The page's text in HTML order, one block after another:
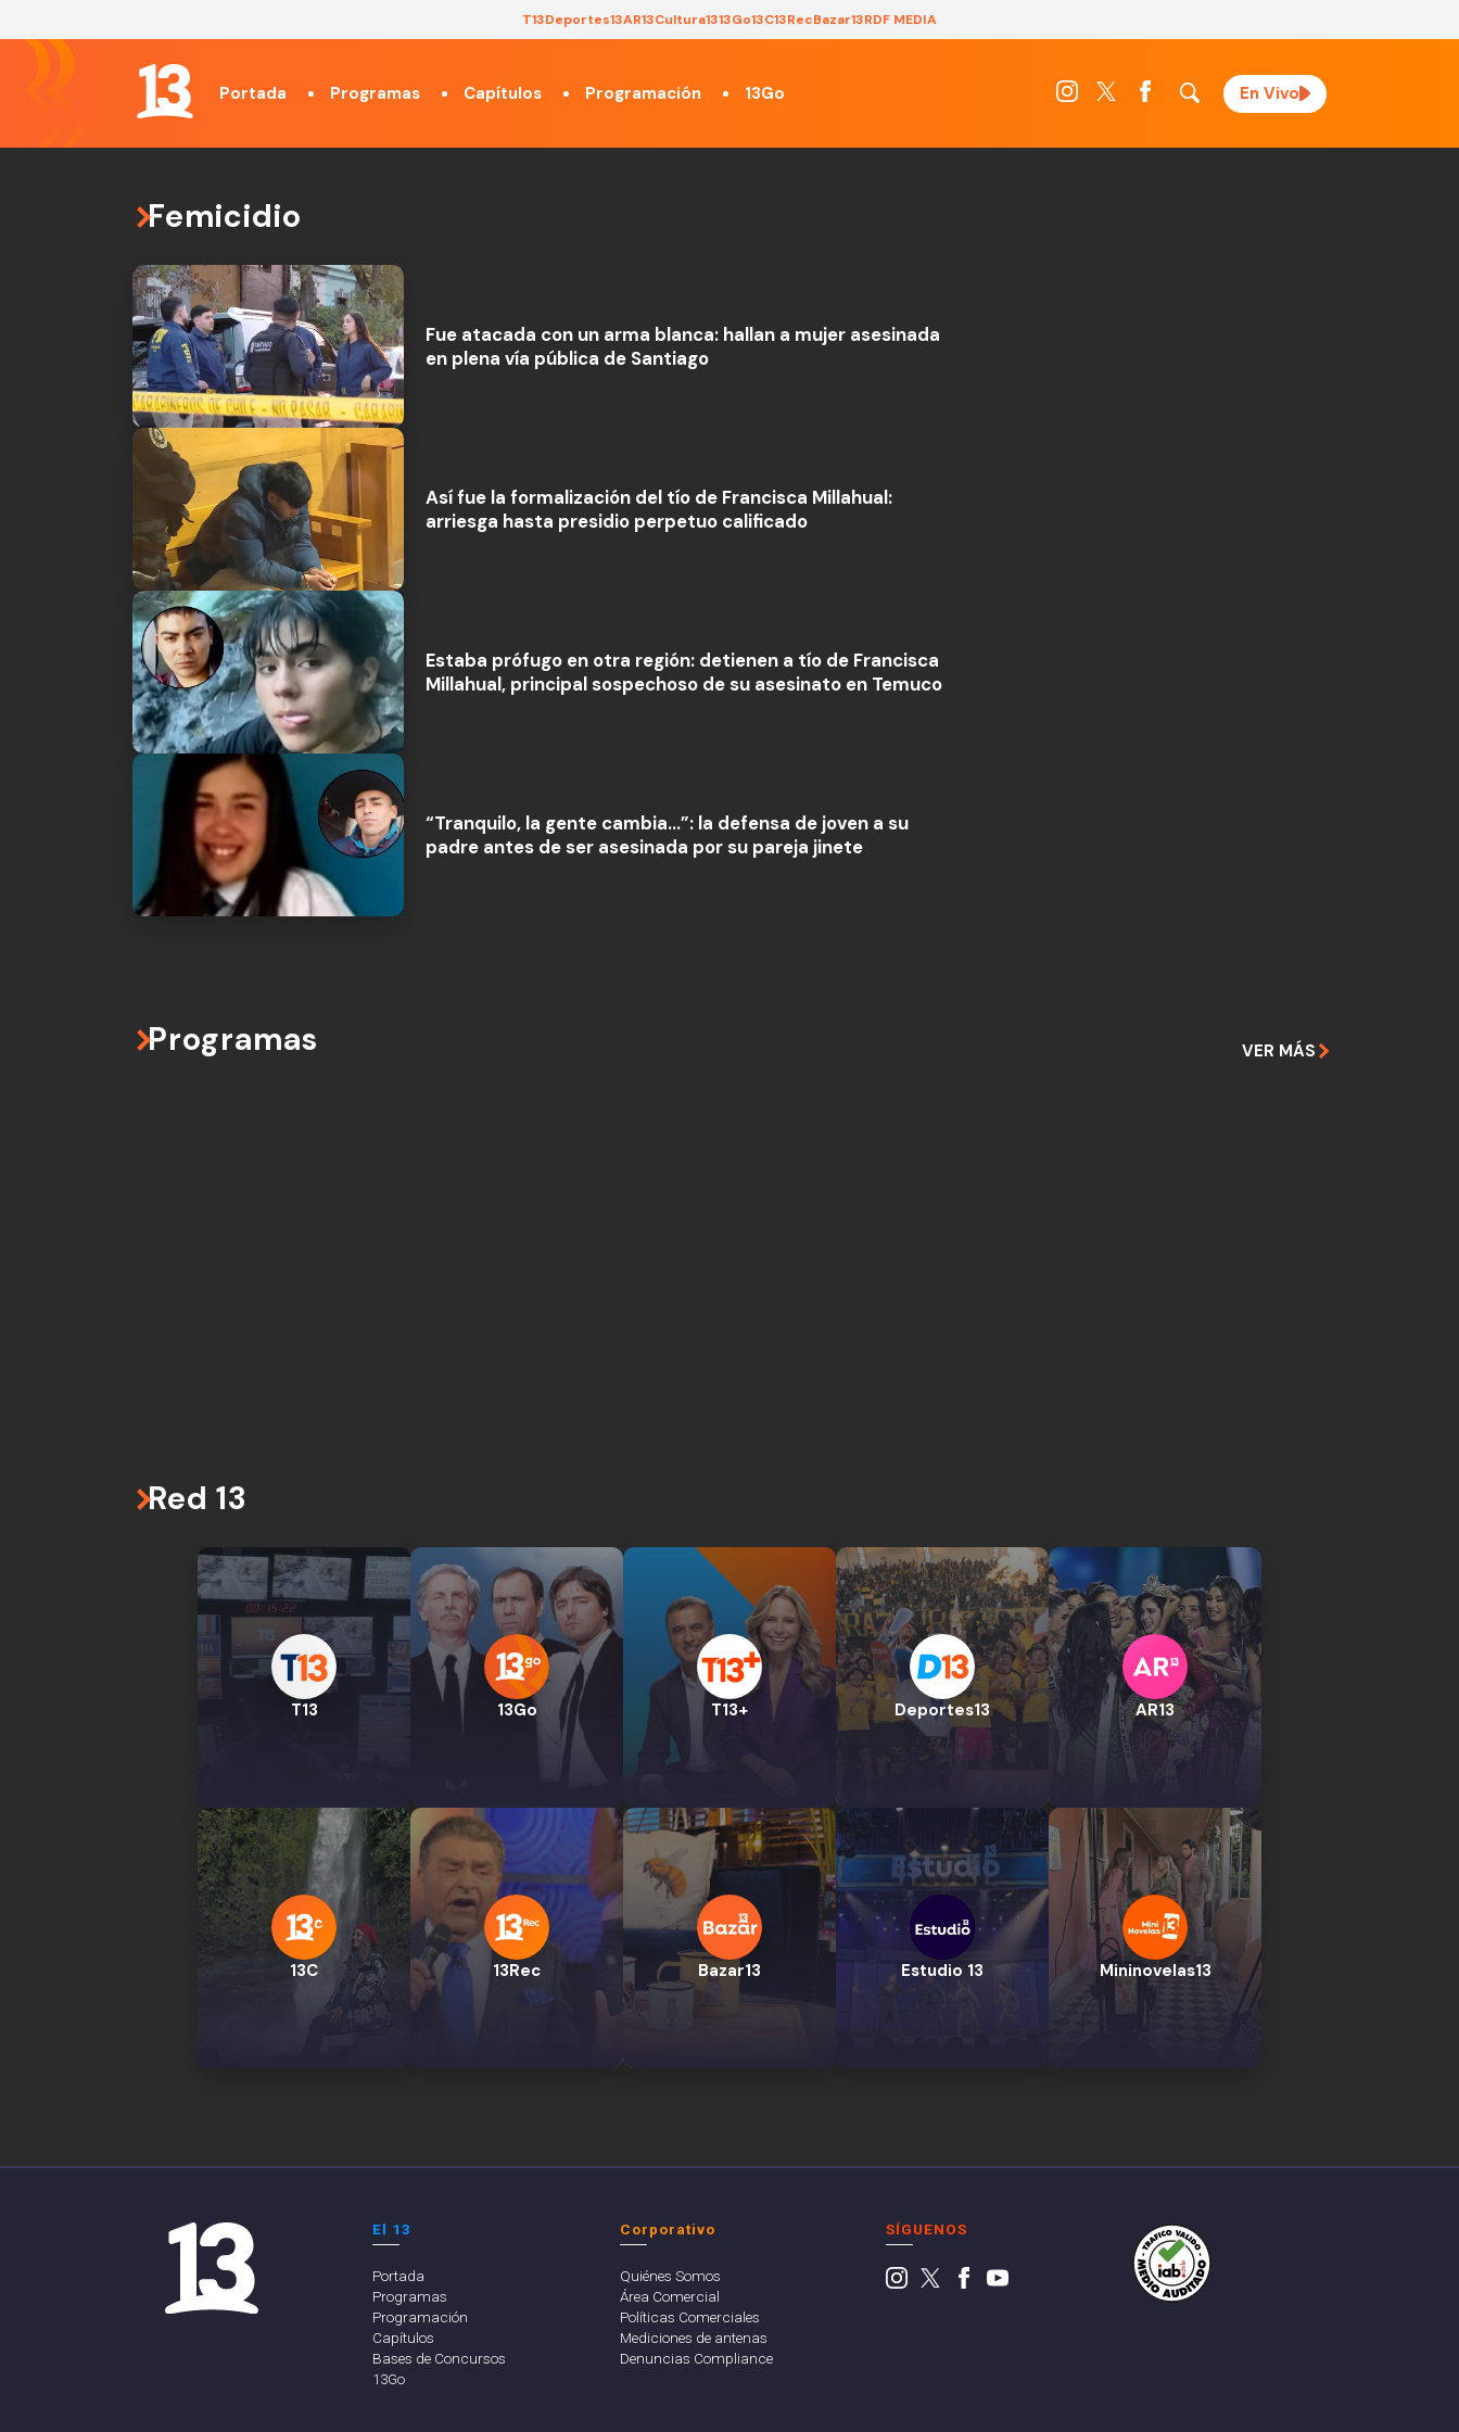
T13Deportes13AR13Cultura1313Go13C13RecBazar13RDF MEDIA
Portada Programas Capítulos Programación 13Go En Vivo
Femicidio
Fue atacada con un arma blanca: hallan a mujer asesinada
en plena vía pública de Santiago
Así fue la formalización del tío de Francisca Millahual:
arriesga hasta presidio perpetuo calificado
Estaba prófugo en otra región: detienen a tío de Francisca
Millahual, principal sospechoso de su asesinato en Temuco
“Tranquilo, la gente cambia…”: la defensa de joven a su
padre antes de ser asesinada por su pareja jinete
Programas VER MÁS
Red 13
T13 13Go T13+ Deportes13 AR13
13C 13Rec Bazar13 Estudio 13 Mininovelas13
El 13
Portada
Programas
Programación
Capítulos
Bases de Concursos
13Go
Corporativo
Quiénes Somos
Área Comercial
Políticas Comerciales
Mediciones de antenas
Denuncias Compliance
SÍGUENOS